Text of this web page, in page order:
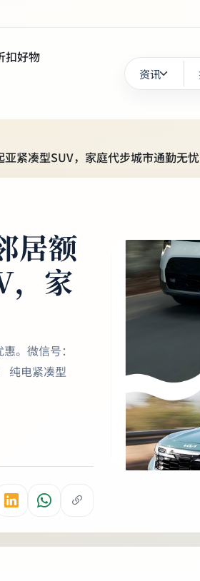
扣好物
紧凑型SUV，家庭代步城市通勤无忧
居额
，家
。微信号：
纯电紧凑型